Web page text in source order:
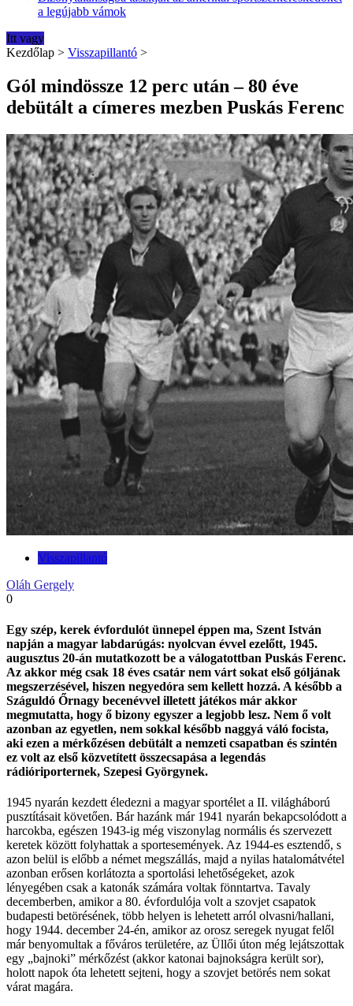
a legújabb vámok
Itt vagy
Kezdőlap > Visszapillantó >
Gól mindössze 12 perc után – 80 éve
debütált a címeres mezben Puskás Ferenc
Visszapillantó
Oláh Gergely
0
Egy szép, kerek évfordulót ünnepel éppen ma, Szent István
napján a magyar labdarúgás: nyolcvan évvel ezelőtt, 1945.
augusztus 20-án mutatkozott be a válogatottban Puskás Ferenc.
Az akkor még csak 18 éves csatár nem várt sokat első góljának
megszerzésével, hiszen negyedóra sem kellett hozzá. A később a
Száguldó Őrnagy becenévvel illetett játékos már akkor
megmutatta, hogy ő bizony egyszer a legjobb lesz. Nem ő volt
azonban az egyetlen, nem sokkal később naggyá váló focista,
aki ezen a mérkőzésen debütált a nemzeti csapatban és szintén
ez volt az első közvetített összecsapása a legendás
rádióriporternek, Szepesi Györgynek.
1945 nyarán kezdett éledezni a magyar sportélet a II. világháború
pusztításait követően. Bár hazánk már 1941 nyarán bekapcsolódott a
harcokba, egészen 1943-ig még viszonylag normális és szervezett
keretek között folyhattak a sportesemények. Az 1944-es esztendő, s
azon belül is előbb a német megszállás, majd a nyilas hatalomátvétel
azonban erősen korlátozta a sportolási lehetőségeket, azok
lényegében csak a katonák számára voltak fönntartva. Tavaly
decemberben, amikor a 80. évfordulója volt a szovjet csapatok
budapesti betörésének, több helyen is lehetett arról olvasni/hallani,
hogy 1944. december 24-én, amikor az orosz seregek nyugat felől
már benyomultak a főváros területére, az Üllői úton még lejátszottak
egy „bajnoki” mérkőzést (akkor katonai bajnokságra került sor),
holott napok óta lehetett sejteni, hogy a szovjet betörés nem sokat
várat magára.